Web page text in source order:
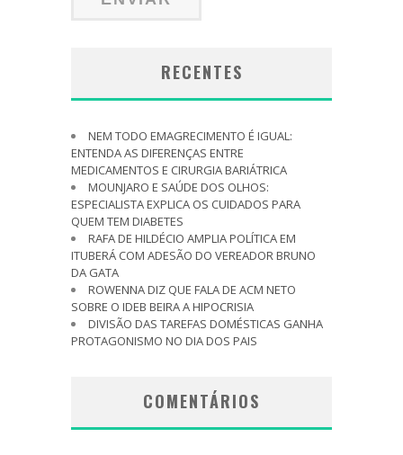
RECENTES
NEM TODO EMAGRECIMENTO É IGUAL:
ENTENDA AS DIFERENÇAS ENTRE
MEDICAMENTOS E CIRURGIA BARIÁTRICA
MOUNJARO E SAÚDE DOS OLHOS:
ESPECIALISTA EXPLICA OS CUIDADOS PARA
QUEM TEM DIABETES
RAFA DE HILDÉCIO AMPLIA POLÍTICA EM
ITUBERÁ COM ADESÃO DO VEREADOR BRUNO
DA GATA
ROWENNA DIZ QUE FALA DE ACM NETO
SOBRE O IDEB BEIRA A HIPOCRISIA
DIVISÃO DAS TAREFAS DOMÉSTICAS GANHA
PROTAGONISMO NO DIA DOS PAIS
COMENTÁRIOS